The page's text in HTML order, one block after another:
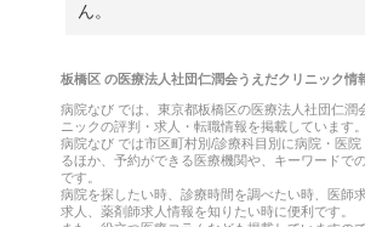
ん。
板橋区の医療法人社団仁潤会うえだクリニック情
病院なび では、 東京都板橋区の医療法人社団仁潤
ニックの評判・求人・転職情報を掲載しています。
病院なび では市区町村別/診療科目別に病院・医院
るほか、予約ができる医療機関や、キーワードで
です。
病院を探したい時、診療時間を調べたい時、医師
求人、薬剤師求人情報を知りたい時に便利です。